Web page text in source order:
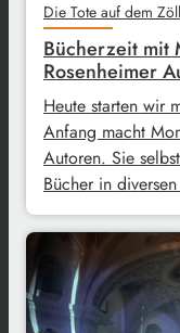
Die Tote auf dem
Bücherzeit mit
Rosenheimer
Heute starten wir
Anfang macht
Autoren. Sie
Bücher in